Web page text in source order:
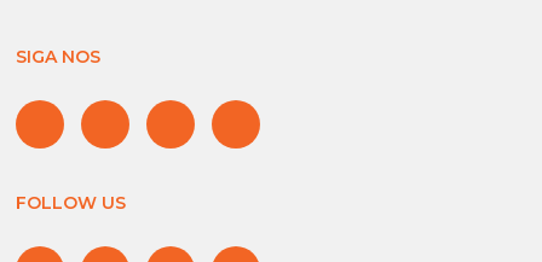
SIGA NOS
FOLLOW US